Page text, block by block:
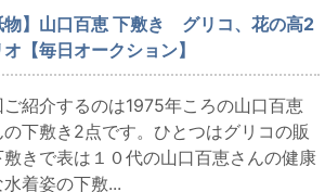
物】山口百恵 下敷き グリコ、花の高2
オ【毎日オークション】
ご紹介するのは1975年ころの山口百恵
の下敷き2点です。ひとつはグリコの販
敷きで表は１０代の山口百恵さんの健康
水着姿の下敷...